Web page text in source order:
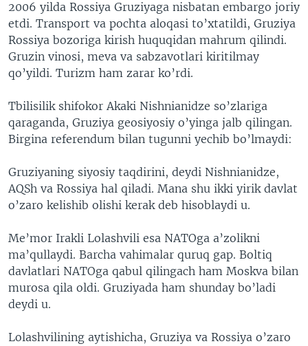
2006 yilda Rossiya Gruziyaga nisbatan embargo joriy
etdi. Transport va pochta aloqasi to’xtatildi, Gruziya
Rossiya bozoriga kirish huquqidan mahrum qilindi.
Gruzin vinosi, meva va sabzavotlari kiritilmay
qo’yildi. Turizm ham zarar ko’rdi.
Tbilisilik shifokor Akaki Nishnianidze so’zlariga
qaraganda, Gruziya geosiyosiy o’yinga jalb qilingan.
Birgina referendum bilan tugunni yechib bo’lmaydi:
Gruziyaning siyosiy taqdirini, deydi Nishnianidze,
AQSh va Rossiya hal qiladi. Mana shu ikki yirik davlat
o’zaro kelishib olishi kerak deb hisoblaydi u.
Me’mor Irakli Lolashvili esa NATOga a’zolikni
ma’qullaydi. Barcha vahimalar quruq gap. Boltiq
davlatlari NATOga qabul qilingach ham Moskva bilan
murosa qila oldi. Gruziyada ham shunday bo’ladi
deydi u.
Lolashvilining aytishicha, Gruziya va Rossiya o’zaro